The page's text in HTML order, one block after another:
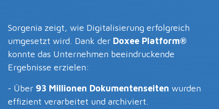
Sorgenia zeigt, wie Digitalisierung erfolgreich
umgesetzt wird. Dank der Doxee Platform®
konnte das Unternehmen beeindruckende
Ergebnisse erzielen:
- Über 93 Millionen Dokumentenseiten wurden
effizient verarbeitet und archiviert.